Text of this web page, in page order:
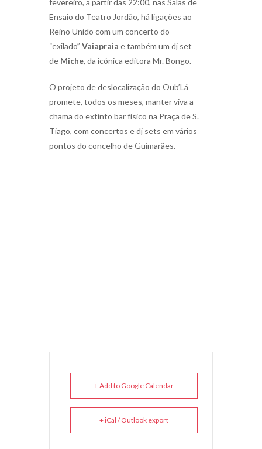
fevereiro, a partir das 22:00, nas Salas de
Ensaio do Teatro Jordão, há ligações ao
Reino Unido com um concerto do
“exilado” Vaiapraia e também um dj set
de Miche, da icónica editora Mr. Bongo.
O projeto de deslocalização do Oub’Lá
promete, todos os meses, manter viva a
chama do extinto bar físico na Praça de S.
Tiago, com concertos e dj sets em vários
pontos do concelho de Guimarães.
+ Add to Google Calendar
+ iCal / Outlook export